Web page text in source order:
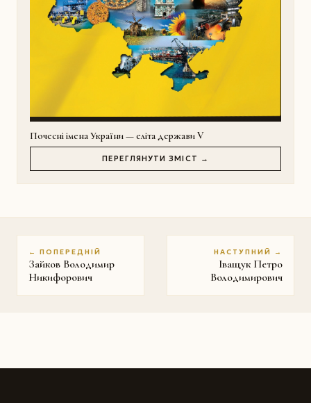
Почесні імена України — еліта держави V
ПЕРЕГЛЯНУТИ ЗМІСТ →
← ПОПЕРЕДНІЙ
Зайков Володимир
Никифорович
НАСТУПНИЙ →
Іващук Петро
Володимирович